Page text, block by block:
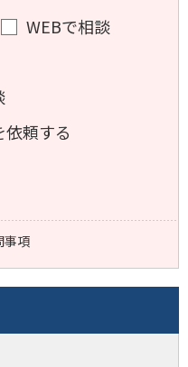
WEBで相談
頼する
事項